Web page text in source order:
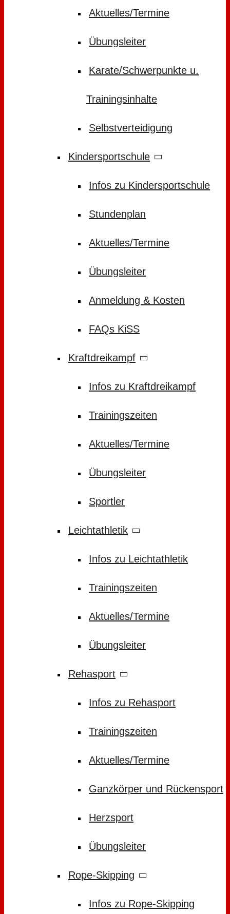
Aktuelles/Termine
Übungsleiter
Karate/Schwerpunkte u.
Trainingsinhalte
Selbstverteidigung
Kindersportschule
Infos zu Kindersportschule
Stundenplan
Aktuelles/Termine
Übungsleiter
Anmeldung & Kosten
FAQs KiSS
Kraftdreikampf
Infos zu Kraftdreikampf
Trainingszeiten
Aktuelles/Termine
Übungsleiter
Sportler
Leichtathletik
Infos zu Leichtathletik
Trainingszeiten
Aktuelles/Termine
Übungsleiter
Rehasport
Infos zu Rehasport
Trainingszeiten
Aktuelles/Termine
Ganzkörper und Rückensport
Herzsport
Übungsleiter
Rope-Skipping
Infos zu Rope-Skipping